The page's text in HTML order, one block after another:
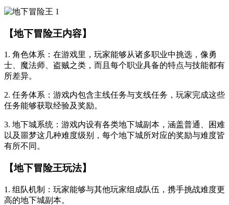
【地下冒险王内容】
1. 角色体系：在游戏里，玩家能够从诸多职业中挑选，像勇
士、魔法师、盗贼之类，而且每个职业具备的特点与技能都有
所差异。
2. 任务体系：游戏内包含主线任务与支线任务，玩家完成这些
任务能够获取经验及奖励。
3. 地下城系统：游戏内设有各类地下城副本，涵盖普通、困难
以及噩梦这几种难度级别，每个地下城所对应的奖励与难度皆
有所不同。
【地下冒险王玩法】
1. 组队机制：玩家能够与其他玩家组成队伍，携手挑战难度更
高的地下城副本。